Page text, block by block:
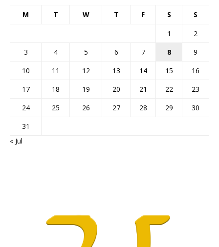
M T W T F S S
1
2
3
4 5 6 7 8
9
10
11 12 13 14 15
16
17
18 19 20 21 22
23
24
25 26 27 28 29
30
31
« Jul